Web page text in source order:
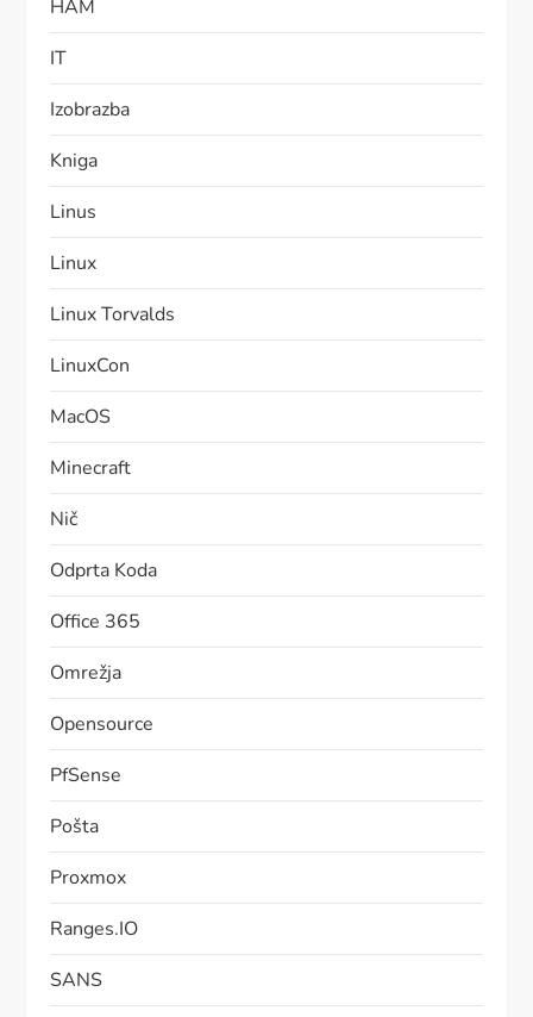
HAM
IT
Izobrazba
Kniga
Linus
Linux
Linux Torvalds
LinuxCon
MacOS
Minecraft
Nič
Odprta Koda
Office 365
Omrežja
Opensource
PfSense
Pošta
Proxmox
Ranges.IO
SANS